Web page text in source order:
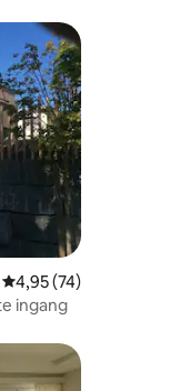
Gemiddelde
4,95 (74)
ingang